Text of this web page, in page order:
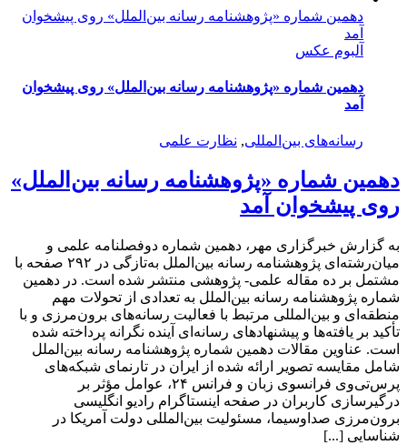
دهمین شماره «پژوهشنامه رسانه بین‌الملل» روی پیشخوان
آمد
آلبوم عکس
دهمین شماره «پژوهشنامه رسانه بین‌الملل» روی پیشخوان
آمد
رسانه‌های بین‌المللی, نظارت علمی
دهمین شماره «پژوهشنامه رسانه بین‌الملل»
روی پیشخوان آمد
به گزارش خبرگزاری مهر، دهمین شماره دوفصلنامه علمی و
میان‌رشته‌ای پژوهشنامه رسانه بین‌الملل به‌تازگی در ۲۹۲ صفحه با
مشتمل بر ده مقاله علمی- پژوهشی منتشر شده است. در دهمین
شماره پژوهشنامه رسانه بین‌الملل به تعدادی از تحولات مهم
منطقه‌ای و بین‌المللی مرتبط با فعالیت رسانه‌های برون‌مرزی و با
تأکید بر یافته‌ها و پیشنهادهای رسانه‌ای آینده نگرانه پرداخته شده
است. عناوین مقالات دهمین شماره پژوهشنامه رسانه بین‌الملل
شامل مقایسه تصویر ارائه شده از ایران در تارنمای شبکه‌های
پرس‌تی‌وی فرانسوی زبان و فرانس ۲۴، عوامل مؤثر بر
درگیرسازی کاربران در صفحه اینستاگرام رادیو انگلیسی
برون‌مرزی صداوسیما، مسئولیت بین‌المللی دولت آمریکا در
شناسایی [...]